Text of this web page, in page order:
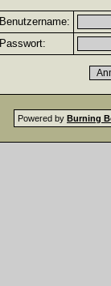
Benutzername:
Passwort:
Powered by Burning